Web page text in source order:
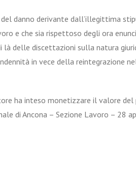
danno derivante dall’illegittima
e che sia rispettoso degli ora
là delle discettazioni sulla natura
in vece della
ha inteso monetizzare il valore
di Ancona – Sezione Lavoro – 28